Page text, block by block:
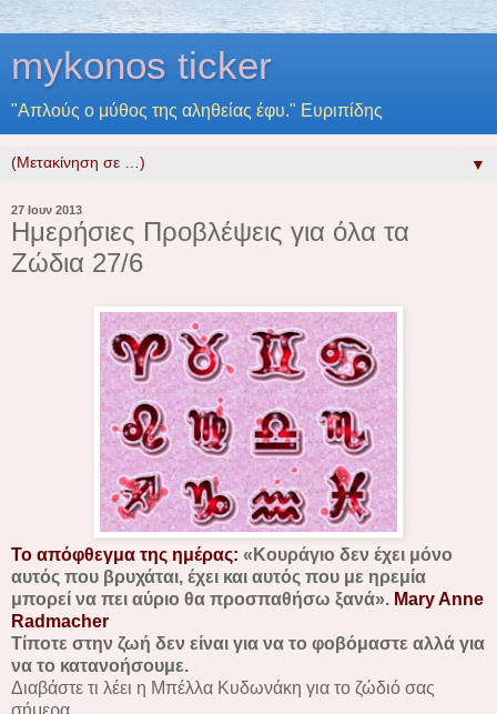
mykonos ticker
"Απλούς ο μύθος της αληθείας έφυ." Ευριπίδης
▼
27 Ιουν 2013
Ημερήσιες Προβλέψεις για όλα τα
Ζώδια 27/6
Το απόφθεγμα της ημέρας: «Κουράγιο δεν έχει μόνο
αυτός που βρυχάται, έχει και αυτός που με ηρεμία
μπορεί να πει αύριο θα προσπαθήσω ξανά». Mary Anne
Radmacher
Τίποτε στην ζωή δεν είναι για να το φοβόμαστε αλλά για
να το κατανοήσουμε.
Διαβάστε τι λέει η Μπέλλα Κυδωνάκη για το ζώδιό σας
σήμερα...